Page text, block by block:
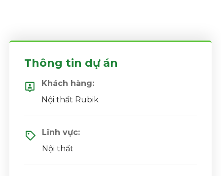
Thông tin dự án
Khách hàng:
Nội thất Rubik
Lĩnh vực:
Nội thất